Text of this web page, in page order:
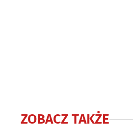
ZOBACZ TAKŻE